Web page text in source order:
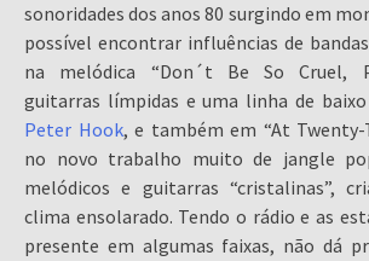
sonoridades dos anos 80 surgindo em
possível encontrar influências de
na melódica “Don´t Be So Cruel,
guitarras límpidas e uma linha de
Peter Hook, e também em “At Twenty-
no novo trabalho muito de jangle
melódicos e guitarras “cristalinas”,
clima ensolarado. Tendo o rádio e as
presente em algumas faixas, não dá